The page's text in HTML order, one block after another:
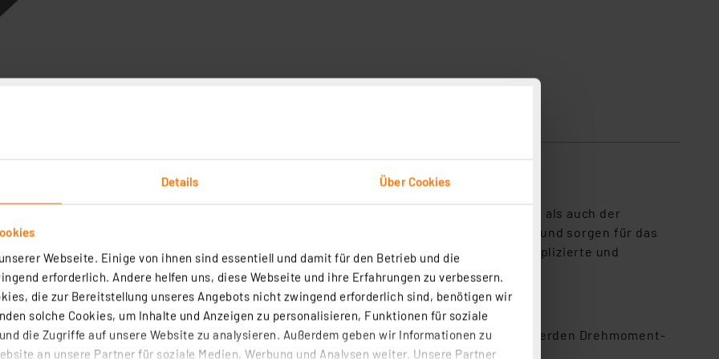
Details Über Cookies
Webseite. Einige von ihnen sind essentiell und damit für den Betrieb und die
erforderlich. Andere helfen uns, diese Webseite und ihre Erfahrungen zu verbessern.
die zur Bereitstellung unseres Angebots nicht zwingend erforderlich sind, benötigen wir
solche Cookies, um Inhalte und Anzeigen zu personalisieren, Funktionen für soziale
die Zugriffe auf unsere Website zu analysieren. Außerdem geben wir Informationen zu
an unsere Partner für soziale Medien, Werbung und Analysen weiter. Unsere Partner
2 Drehzahlregler entwickelt. Beide, sowohl der Drehzahlregler 12/24 V DC, 10 A als auch der
Elektromotoren entwickelt. Die Drehzahlregler arbeiten zuverlässig und sorgen für das
Funktionsdauer der Geräte entscheidend ist. Mit ihnen bietet H-Tronic eine unkomplizierte und
regeln.
die Möglichkeit, die lastunabhängige Drehzahlstabilisierung einzustellen. Damit werden Drehmoment-
und ein gleichmäßiger Motorlauf auch bei niedrigen Drehzahlen erreicht.